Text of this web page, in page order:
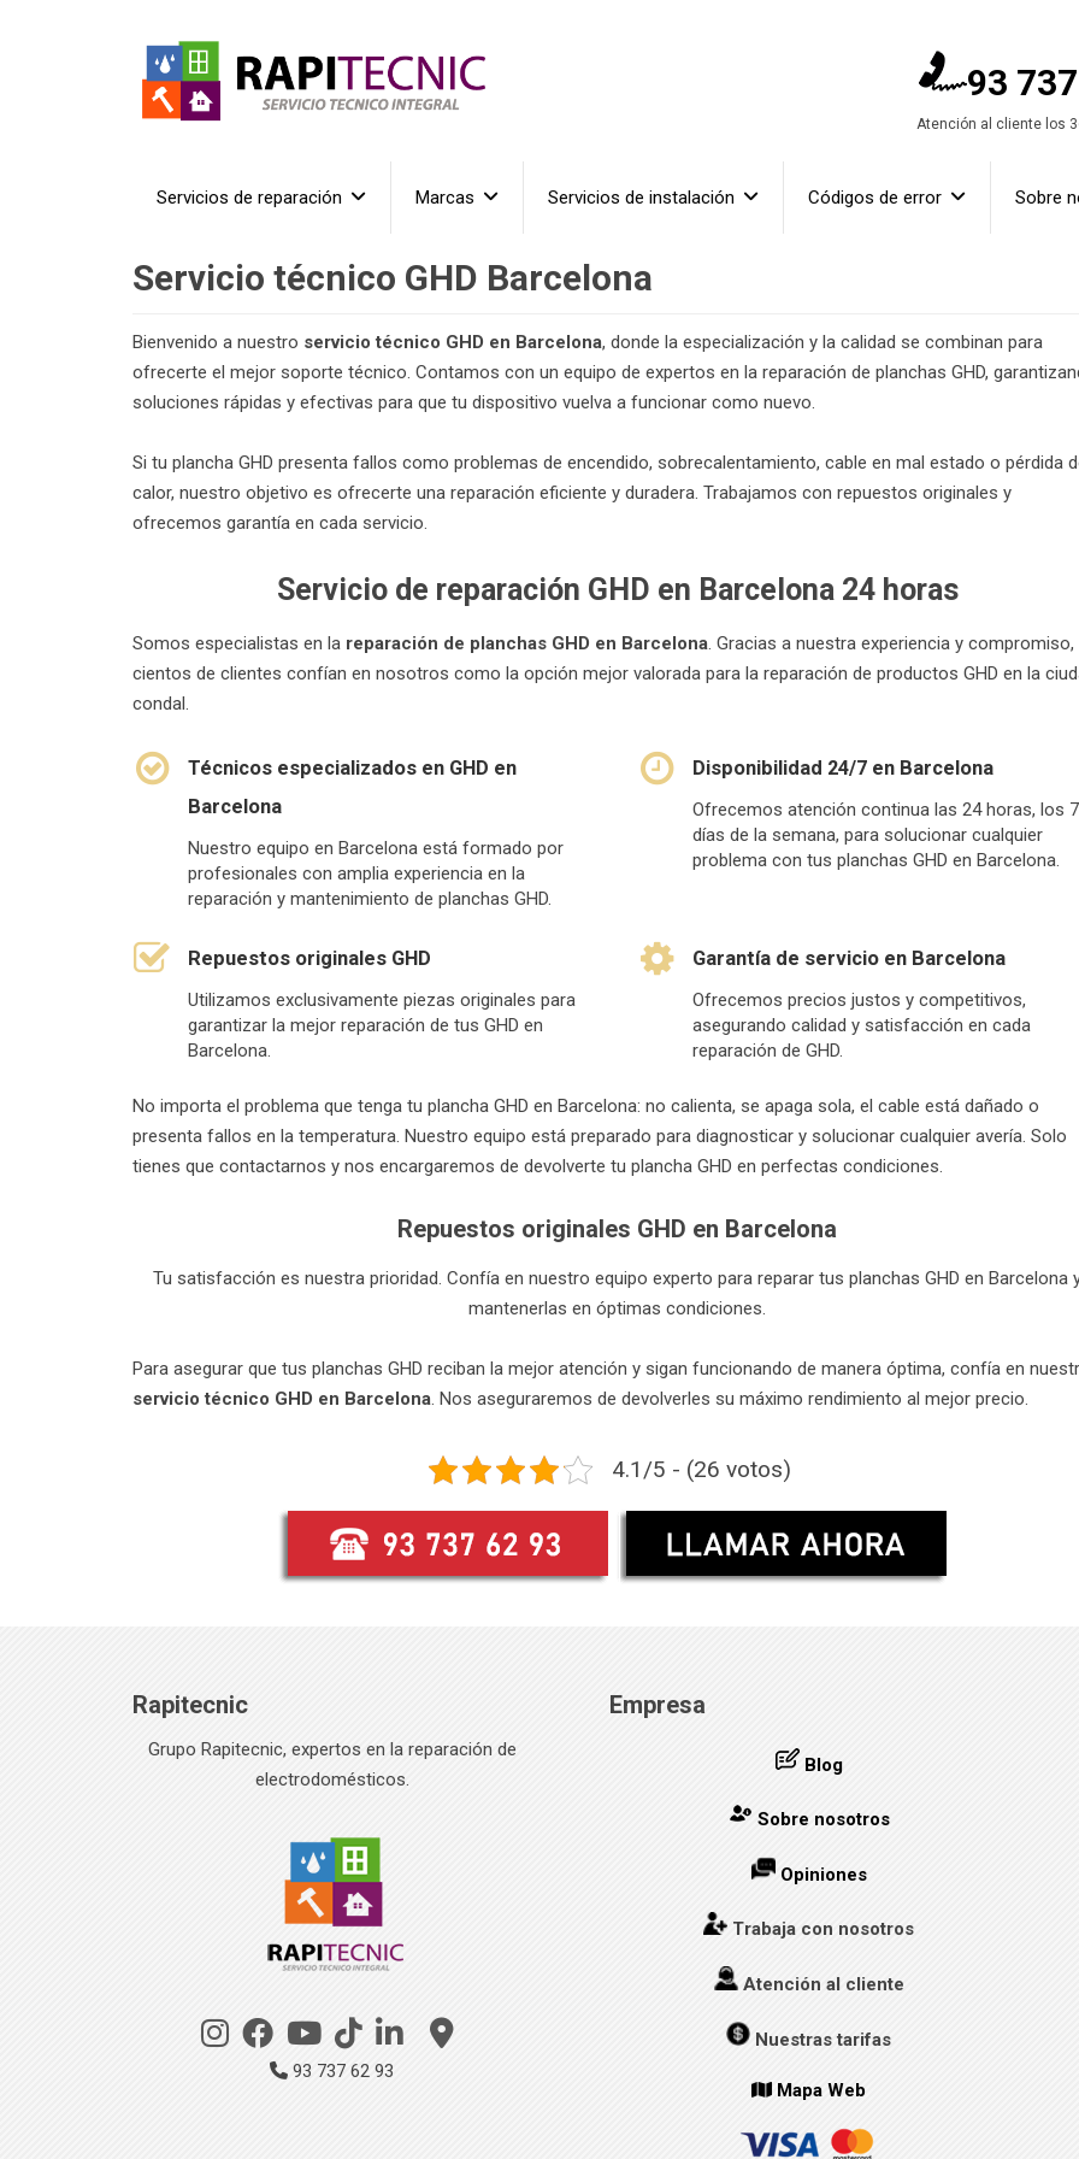
93
Atención al cliente los
Servicios de reparación Marcas Servicios de instalación Códigos de error Sobre
Servicio técnico GHD Barcelona
Bienvenido a nuestro servicio técnico GHD en Barcelona, donde la especialización y la calidad se combinan para
ofrecerte el mejor soporte técnico. Contamos con un equipo de expertos en la reparación de planchas GHD,
soluciones rápidas y efectivas para que tu dispositivo vuelva a funcionar como nuevo.
Si tu plancha GHD presenta fallos como problemas de encendido, sobrecalentamiento, cable en mal estado o pérdida
calor, nuestro objetivo es ofrecerte una reparación eficiente y duradera. Trabajamos con repuestos originales y
ofrecemos garantía en cada servicio.
Servicio de reparación GHD en Barcelona 24 horas
Somos especialistas en la reparación de planchas GHD en Barcelona. Gracias a nuestra experiencia y compromiso,
cientos de clientes confían en nosotros como la opción mejor valorada para la reparación de productos GHD en la
condal.
Técnicos especializados en GHD en
Barcelona
Nuestro equipo en Barcelona está formado por
profesionales con amplia experiencia en la
reparación y mantenimiento de planchas GHD.
Disponibilidad 24/7 en Barcelona
Ofrecemos atención continua las 24 horas, los 7
días de la semana, para solucionar cualquier
problema con tus planchas GHD en Barcelona.
Repuestos originales GHD
Utilizamos exclusivamente piezas originales para
garantizar la mejor reparación de tus GHD en
Barcelona.
Garantía de servicio en Barcelona
Ofrecemos precios justos y competitivos,
asegurando calidad y satisfacción en cada
reparación de GHD.
No importa el problema que tenga tu plancha GHD en Barcelona: no calienta, se apaga sola, el cable está dañado o
presenta fallos en la temperatura. Nuestro equipo está preparado para diagnosticar y solucionar cualquier avería. Solo
tienes que contactarnos y nos encargaremos de devolverte tu plancha GHD en perfectas condiciones.
Repuestos originales GHD en Barcelona
Tu satisfacción es nuestra prioridad. Confía en nuestro equipo experto para reparar tus planchas GHD en Barcelona
mantenerlas en óptimas condiciones.
Para asegurar que tus planchas GHD reciban la mejor atención y sigan funcionando de manera óptima, confía en
servicio técnico GHD en Barcelona. Nos aseguraremos de devolverles su máximo rendimiento al mejor precio.
4.1/5 - (26 votos)
Rapitecnic
Grupo Rapitecnic, expertos en la reparación de
electrodomésticos.
93 737 62 93
Empresa
Blog
Sobre nosotros
Opiniones
Trabaja con nosotros
Atención al cliente
Nuestras tarifas
Mapa Web